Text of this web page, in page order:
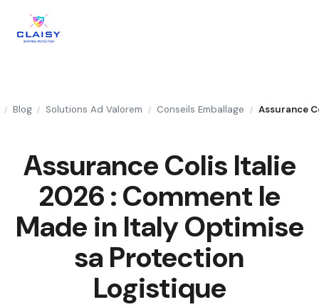
/ Blog / Solutions Ad Valorem / Conseils Emballage /
Assurance Colis Italie
2026 : Comment le
Made in Italy Optimise
sa Protection
Logistique